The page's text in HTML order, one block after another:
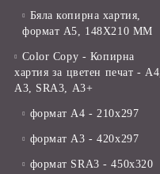
Бяла копирна хартия,
формат А5, 148X210 ММ
Color Copy - Копирна
хартия за цветен печат - А4,
А3, SRA3, А3+
формат А4 - 210x297
формат А3 - 420x297
формат SRA3 - 450x320